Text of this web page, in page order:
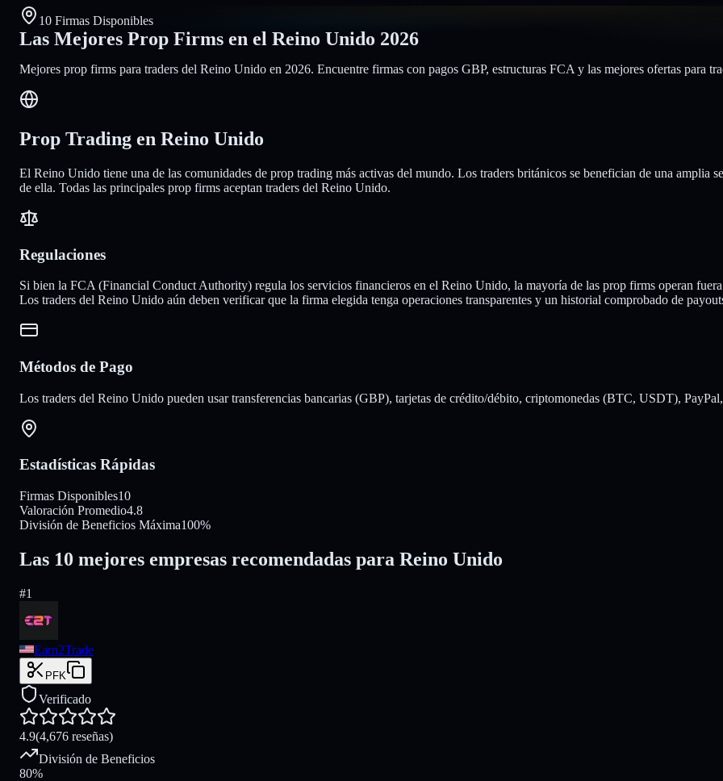
10 Firmas Disponibles
Las Mejores Prop Firms en el Reino Unido 2026
Mejores prop firms para traders del Reino Unido en 2026. Encuentre firmas con pagos GBP, estructuras FCA y las mejores ofertas para
Prop Trading en Reino Unido
El Reino Unido tiene una de las comunidades de prop trading más activas del mundo. Los traders británicos se benefician de una amplia
de ella. Todas las principales prop firms aceptan traders del Reino Unido.
Regulaciones
Si bien la FCA (Financial Conduct Authority) regula los servicios financieros en el Reino Unido, la mayoría de las prop firms operan
Los traders del Reino Unido aún deben verificar que la firma elegida tenga operaciones transparentes y un historial comprobado de
Métodos de Pago
Los traders del Reino Unido pueden usar transferencias bancarias (GBP), tarjetas de crédito/débito, criptomonedas (BTC, USDT),
Estadísticas Rápidas
Firmas Disponibles10
Valoración Promedio4.8
División de Beneficios Máxima100%
Las 10 mejores empresas recomendadas para Reino Unido
#1
Earn2Trade
PFK
Verificado
4.9(4,676 reseñas)
División de Beneficios
80%